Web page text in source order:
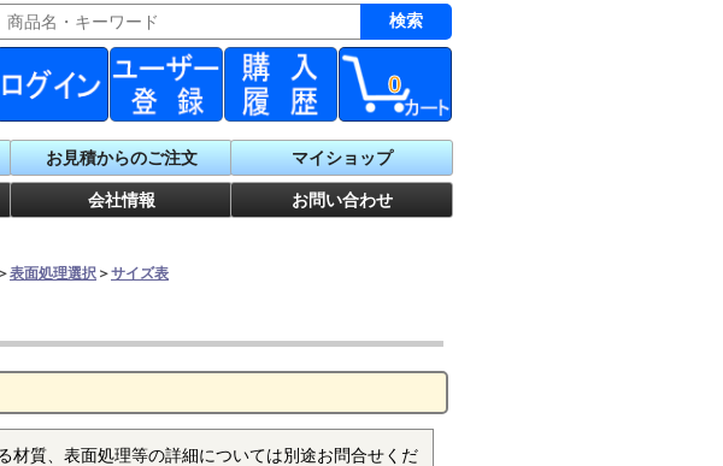
0
お見積からのご注文 マイショップ
会社情報 お問い合わせ
＞表面処理選択 ＞サイズ表
材質、表面処理等の詳細については別途お問合せくだ